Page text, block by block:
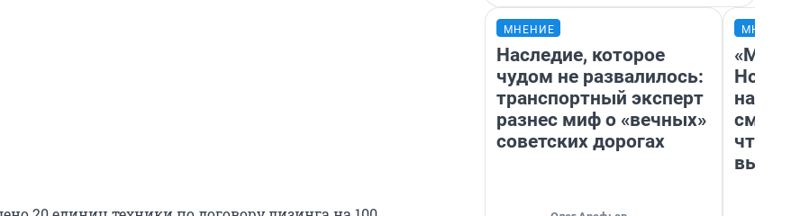
МНЕНИЕ
Наследие, которое
чудом не развалилось:
транспортный эксперт
разнес миф о «вечных»
советских дорогах
«Мы